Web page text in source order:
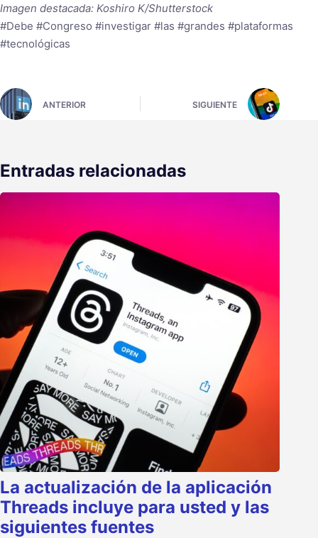
Imagen destacada: Koshiro K/Shutterstock
#Debe #Congreso #investigar #las #grandes #plataformas
#tecnológicas
ANTERIOR SIGUIENTE
Entradas relacionadas
La actualización de la aplicación
Threads incluye para usted y las
siguientes fuentes